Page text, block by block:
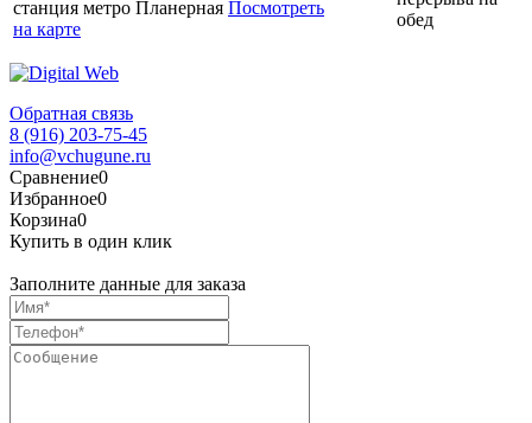
станция метро Планерная Посмотреть
на карте
обед
Обратная связь
8 (916) 203-75-45
info@vchugune.ru
Сравнение0
Избранное0
Корзина0
Купить в один клик
Заполните данные для заказа